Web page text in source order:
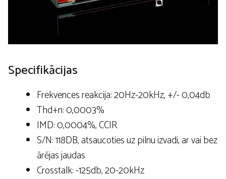
Specifikācijas
Frekvences reakcija: 20Hz-20kHz, +/- 0,04db
Thd+n: 0,0003%
IMD: 0,0004%, CCIR
S/N: 118DB, atsaucoties uz pilnu izvadi, ar vai bez
ārējas jaudas
Crosstalk: -125db, 20-20kHz